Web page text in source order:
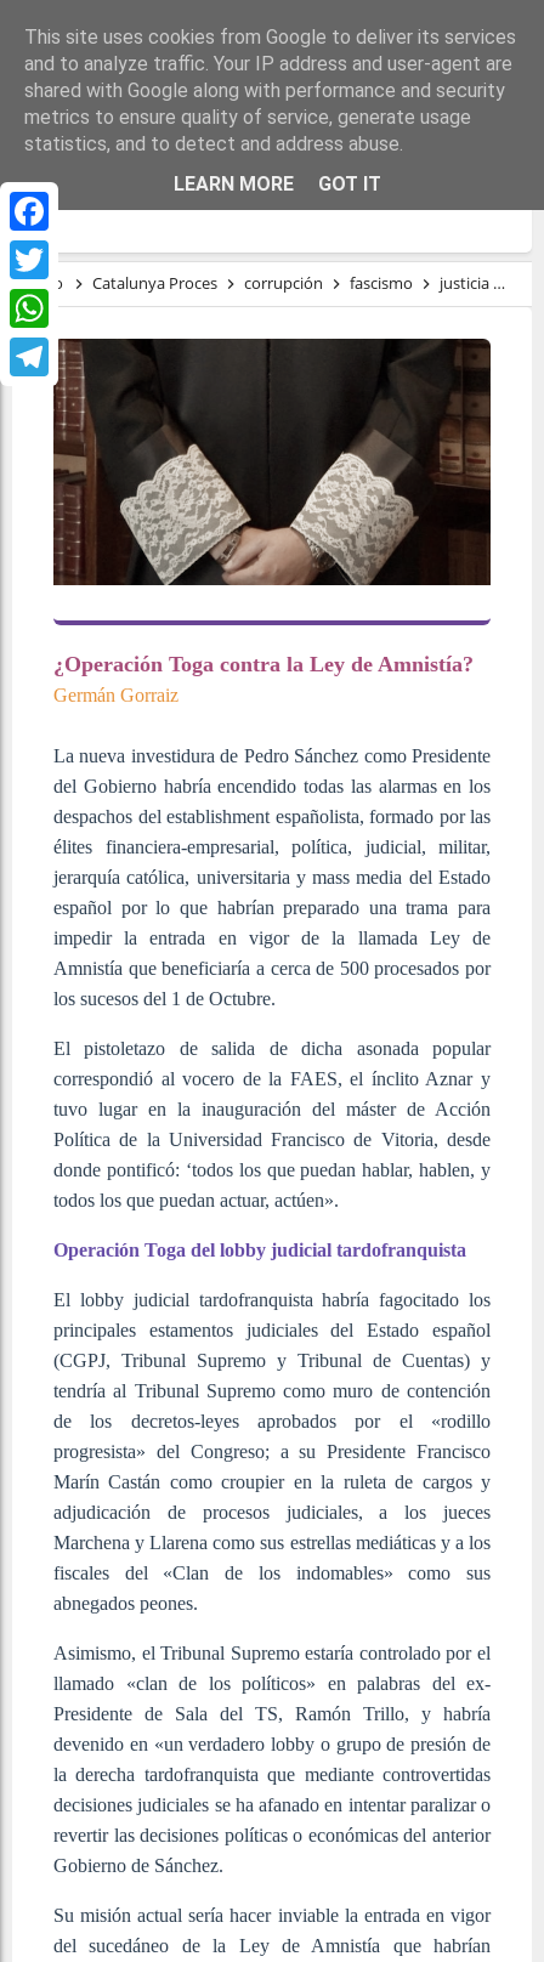
Facebook
Twitter
WhatsApp
Telegram
¿OPERACIÓN TOGA CONTRA LA LEY DE
AMNISTÍA?
Inicio Catalunya Proces corrupción fascismo justicia
¿Operación Toga contra la Ley de Amnistía?
Germán Gorraiz
La nueva investidura de Pedro Sánchez como Presidente
del Gobierno habría encendido todas las alarmas en los
despachos del establishment españolista, formado por las
élites financiera-empresarial, política, judicial, militar,
jerarquía católica, universitaria y mass media del Estado
español por lo que habrían preparado una trama para
impedir la entrada en vigor de la llamada Ley de
Amnistía que beneficiaría a cerca de 500 procesados por
los sucesos del 1 de Octubre.
El pistoletazo de salida de dicha asonada popular
correspondió al vocero de la FAES, el ínclito Aznar y
tuvo lugar en la inauguración del máster de Acción
Política de la Universidad Francisco de Vitoria, desde
donde pontificó: ‘todos los que puedan hablar, hablen, y
todos los que puedan actuar, actúen».
Operación Toga del lobby judicial tardofranquista
El lobby judicial tardofranquista habría fagocitado los
principales estamentos judiciales del Estado español
(CGPJ, Tribunal Supremo y Tribunal de Cuentas) y
tendría al Tribunal Supremo como muro de contención
de los decretos-leyes aprobados por el «rodillo
progresista» del Congreso; a su Presidente Francisco
Marín Castán como croupier en la ruleta de cargos y
adjudicación de procesos judiciales, a los jueces
Marchena y Llarena como sus estrellas mediáticas y a los
fiscales del «Clan de los indomables» como sus
abnegados peones.
Asimismo, el Tribunal Supremo estaría controlado por el
llamado «clan de los políticos» en palabras del ex-
Presidente de Sala del TS, Ramón Trillo, y habría
devenido en «un verdadero lobby o grupo de presión de
la derecha tardofranquista que mediante controvertidas
decisiones judiciales se ha afanado en intentar paralizar o
revertir las decisiones políticas o económicas del anterior
Gobierno de Sánchez.
Su misión actual sería hacer inviable la entrada en vigor
del sucedáneo de la Ley de Amnistía que habrían
This site uses cookies from Google to deliver its services
and to analyze traffic. Your IP address and user-agent are
shared with Google along with performance and security
metrics to ensure quality of service, generate usage
statistics, and to detect and address abuse.
LEARN MORE
GOT IT